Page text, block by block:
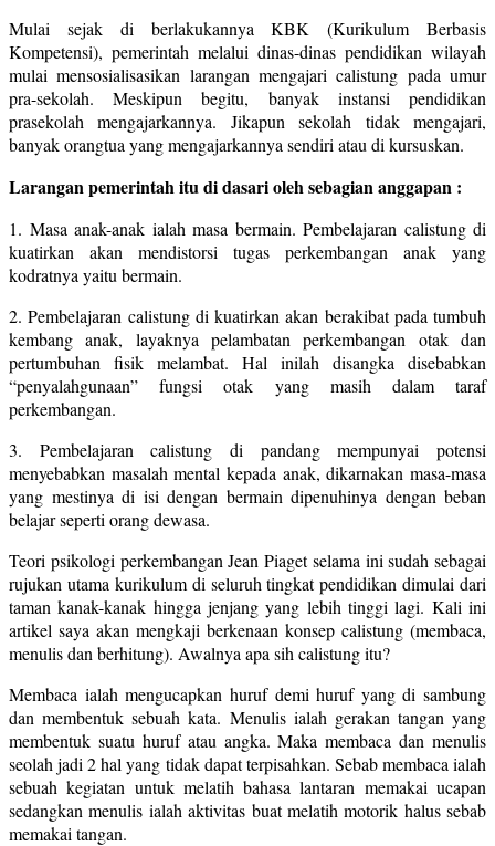
Mulai sejak di berlakukannya KBK (Kurikulum Berbasis
Kompetensi), pemerintah melalui dinas-dinas pendidikan wilayah
mulai mensosialisasikan larangan mengajari calistung pada umur
pra-sekolah. Meskipun begitu, banyak instansi pendidikan
prasekolah mengajarkannya. Jikapun sekolah tidak mengajari,
banyak orangtua yang mengajarkannya sendiri atau di kursuskan.
Larangan pemerintah itu di dasari oleh sebagian anggapan :
1. Masa anak-anak ialah masa bermain. Pembelajaran calistung di
kuatirkan akan mendistorsi tugas perkembangan anak yang
kodratnya yaitu bermain.
2. Pembelajaran calistung di kuatirkan akan berakibat pada tumbuh
kembang anak, layaknya pelambatan perkembangan otak dan
pertumbuhan fisik melambat. Hal inilah disangka disebabkan
“penyalahgunaan” fungsi otak yang masih dalam taraf
perkembangan.
3. Pembelajaran calistung di pandang mempunyai potensi
menyebabkan masalah mental kepada anak, dikarnakan masa-masa
yang mestinya di isi dengan bermain dipenuhinya dengan beban
belajar seperti orang dewasa.
Teori psikologi perkembangan Jean Piaget selama ini sudah sebagai
rujukan utama kurikulum di seluruh tingkat pendidikan dimulai dari
taman kanak-kanak hingga jenjang yang lebih tinggi lagi. Kali ini
artikel saya akan mengkaji berkenaan konsep calistung (membaca,
menulis dan berhitung). Awalnya apa sih calistung itu?
Membaca ialah mengucapkan huruf demi huruf yang di sambung
dan membentuk sebuah kata. Menulis ialah gerakan tangan yang
membentuk suatu huruf atau angka. Maka membaca dan menulis
seolah jadi 2 hal yang tidak dapat terpisahkan. Sebab membaca ialah
sebuah kegiatan untuk melatih bahasa lantaran memakai ucapan
sedangkan menulis ialah aktivitas buat melatih motorik halus sebab
memakai tangan.